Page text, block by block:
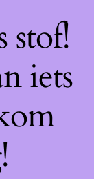
stof!
iets